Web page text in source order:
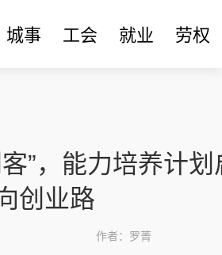
城事 工会 就业 劳权
”，能力培养计
创业路
作者：罗菁